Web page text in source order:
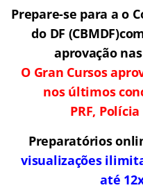
Prepare-se para a o
do DF
aprovação
O Gran Cursos
nos últimos
PRF,
Preparatórios
visualizações
até